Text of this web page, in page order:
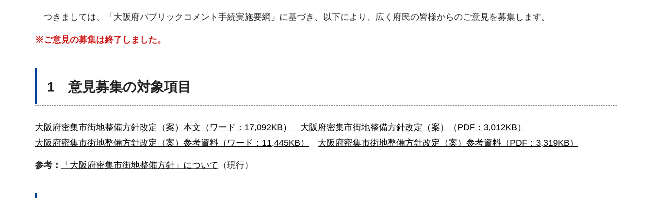
つきましては、「大阪府パブリックコメント手続実施要綱」に基づき、以下により、広く府民の皆様からのご意見を募集します。
※ご意見の募集は終了しました。
1 意見募集の対象項目
大阪府密集市街地整備方針改定（案）本文（ワード：17,092KB）
大阪府密集市街地整備方針改定（案）（PDF：3,012KB）
大阪府密集市街地整備方針改定（案）参考資料（ワード：11,445KB）
大阪府密集市街地整備方針改定（案）参考資料（PDF：3,319KB）
参考： 「大阪府密集市街地整備方針」について （現行）